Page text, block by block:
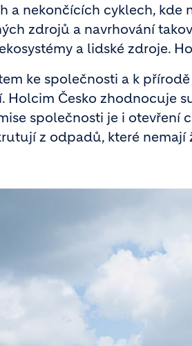
a nekončících cyklech, kde
zdrojů a navrhování
a lidské zdroje.
ke společnosti a k
Holcim Česko zhodnocuje
společnosti je i otevření
z odpadů, které nemají